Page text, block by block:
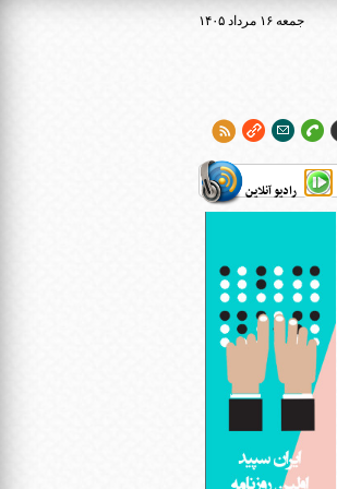
۱۴۰۵ جمعه ۱۶ مرداد
رادیو آنلاین